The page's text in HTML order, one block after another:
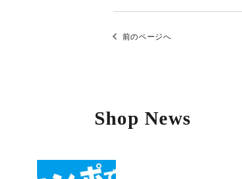
前のページへ
Shop News